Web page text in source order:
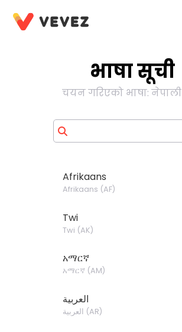
भाषा सूची
चयन गरिएको भाषा: नेपाली
Afrikaans
Afrikaans (AF)
Twi
Twi (AK)
አማርኛ
አማርኛ (AM)
العربية
العربية (AR)